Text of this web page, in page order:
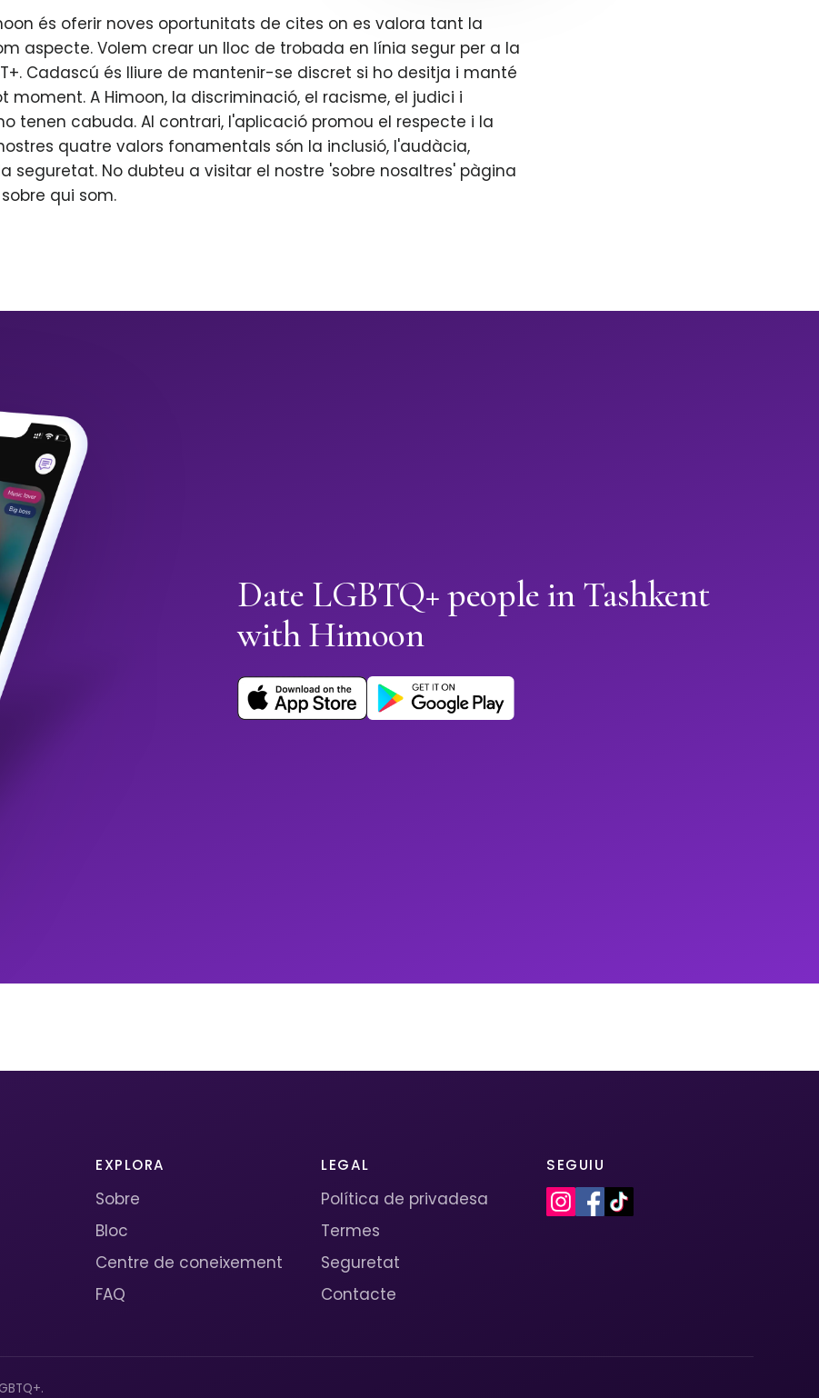
és oferir noves oportunitats de cites on es valora tant la
aspecte. Volem crear un lloc de trobada en línia segur per a la
Cadascú és lliure de mantenir-se discret si ho desitja i manté
moment. A Himoon, la discriminació, el racisme, el judici i
tenen cabuda. Al contrari, l'aplicació promou el respecte i la
quatre valors fonamentals són la inclusió, l'audàcia,
seguretat. No dubteu a visitar el nostre 'sobre nosaltres' pàgina
qui som.
Date LGBTQ+ people in Tashkent
with Himoon
EXPLORA
Sobre
Bloc
Centre de coneixement
FAQ
LEGAL
Política de privadesa
Termes
Seguretat
Contacte
SEGUIU